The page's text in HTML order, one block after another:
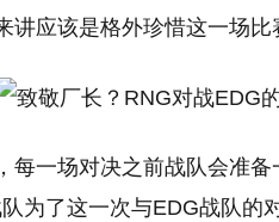
应该是格外珍惜这一场比
每一场对决之前战队会准
为了这一次与EDG战队的